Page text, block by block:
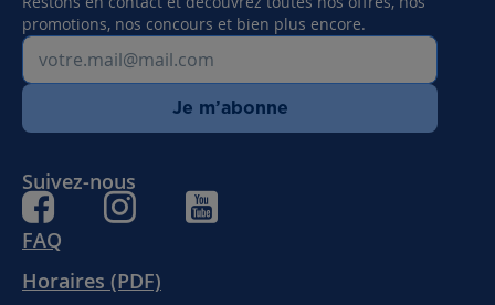
FAQ
Horaires (PDF)
promotions, nos concours et bien plus encore.
Je m’abonne
Suivez-nous